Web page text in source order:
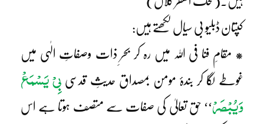
کپتان ڈبلیو بی سیال لکھتے ہیں:
* مقامِ فنا فی اللہ میں رہ کر بحرِ ذات وصفاتِ الٰہی میں
غوطے لگا کر بندۂ مومن بمصداق حدیثِ قدسی بِیْ یَسْمَعْ
وَیُبْصَرْ‘‘ حق تعالیٰ کی صفات سے متصف ہوتا ہے اس